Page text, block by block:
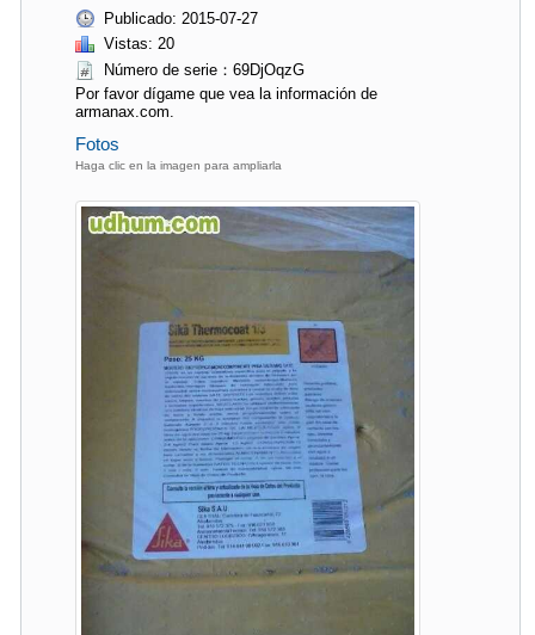
Publicado: 2015-07-27
Vistas: 20
Número de serie：69DjOqzG
Por favor dígame que vea la información de
armanax.com.
Fotos
Haga clic en la imagen para ampliarla